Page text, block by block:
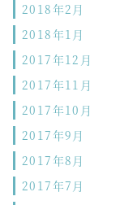
2018年2月
2018年1月
2017年12月
2017年11月
2017年10月
2017年9月
2017年8月
2017年7月